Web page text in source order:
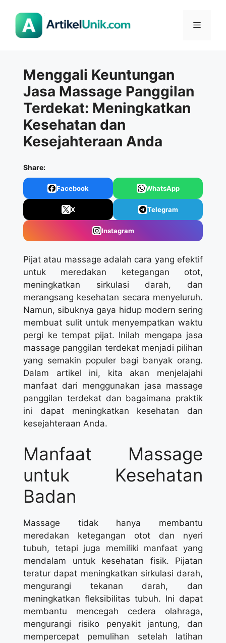
Menu
Menggali Keuntungan
Jasa Massage Panggilan
Terdekat: Meningkatkan
Kesehatan dan
Kesejahteraan Anda
Share:
Facebook WhatsApp
X Telegram
Instagram
Pijat atau massage adalah cara yang efektif
untuk meredakan ketegangan otot,
meningkatkan sirkulasi darah, dan
merangsang kesehatan secara menyeluruh.
Namun, sibuknya gaya hidup modern sering
membuat sulit untuk menyempatkan waktu
pergi ke tempat pijat. Inilah mengapa jasa
massage panggilan terdekat menjadi pilihan
yang semakin populer bagi banyak orang.
Dalam artikel ini, kita akan menjelajahi
manfaat dari menggunakan jasa massage
panggilan terdekat dan bagaimana praktik
ini dapat meningkatkan kesehatan dan
kesejahteraan Anda.
Manfaat Massage
untuk Kesehatan
Badan
Massage tidak hanya membantu
meredakan ketegangan otot dan nyeri
tubuh, tetapi juga memiliki manfaat yang
mendalam untuk kesehatan fisik. Pijatan
teratur dapat meningkatkan sirkulasi darah,
mengurangi tekanan darah, dan
meningkatkan fleksibilitas tubuh. Ini dapat
membantu mencegah cedera olahraga,
mengurangi risiko penyakit jantung, dan
mempercepat pemulihan setelah latihan